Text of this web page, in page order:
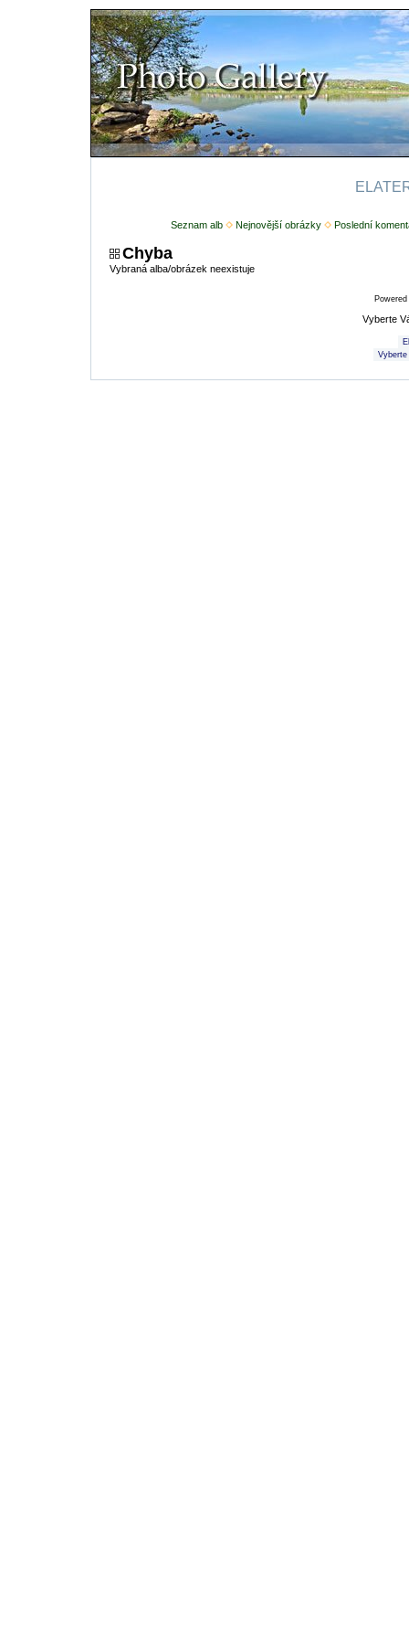
Seznam alb Nejnovější obrázky Poslední
Chyba
Vybraná alba/obrázek neexistuje
Vyberte